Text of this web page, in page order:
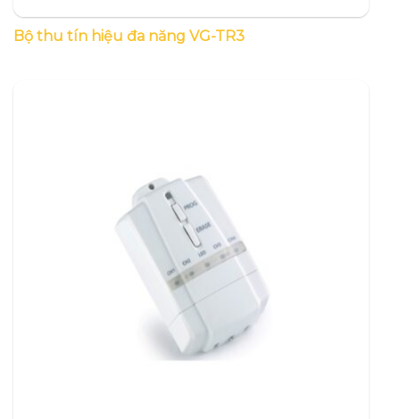
Bộ thu tín hiệu đa năng VG-TR3